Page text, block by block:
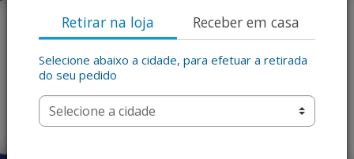
Retirar na loja Receber em casa
Selecione abaixo a cidade, para efetuar a retirada
do seu pedido